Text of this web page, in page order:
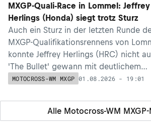
MXGP-Quali-Race in Lommel: Jeffrey
Herlings (Honda) siegt trotz Sturz
Auch ein Sturz in der letzten Runde
MXGP-Qualifikationsrennens von
konnte Jeffrey Herlings (HRC) nicht
'The Bullet' gewann mit deutlichem
Vorsprung und baute seine WM-
MOTOCROSS-WM MXGP 01.08.2026 - 19:01
Alle Motocross-WM MXGP-